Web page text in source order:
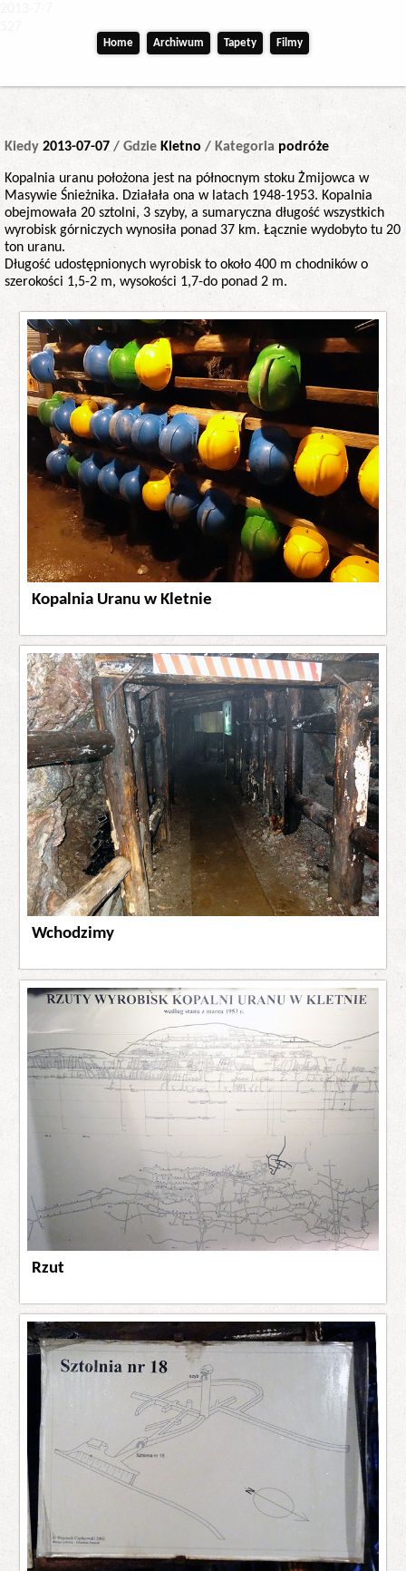
Home Archiwum Tapety Filmy
Kiedy 2013-07-07 / Gdzie Kletno/ Kategoria podróże
Kopalnia uranu położona jest na północnym stoku Żmijowca w
Masywie Śnieżnika. Działała ona w latach 1948-1953. Kopalnia
obejmowała 20 sztolni, 3 szyby, a sumaryczna długość wszystkich
wyrobisk górniczych wynosiła ponad 37 km. Łącznie wydobyto tu 20
ton uranu.
Długość udostępnionych wyrobisk to około 400 m chodników o
szerokości 1,5-2 m, wysokości 1,7-do ponad 2 m.
Kopalnia Uranu w Kletnie
Wchodzimy
Rzut